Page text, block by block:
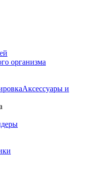
организма
Аксессуары и